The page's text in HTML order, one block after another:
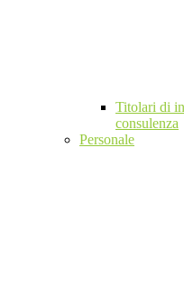
Titolari di
consulenza
Personale